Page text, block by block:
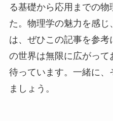
る基礎から応用までの
た。物理学の魅力を感
は、ぜひこの記事を参
の世界は無限に広がっ
待っています。一緒に、
ましょう。